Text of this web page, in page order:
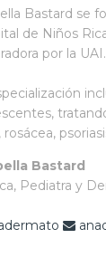
Bastard se
de Niños
por la UAI.
rosácea,
Bastard
Pediatra y